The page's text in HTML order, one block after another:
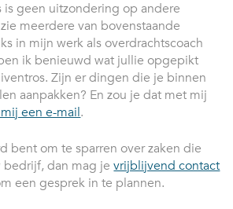
is geen uitzondering op andere
meerdere van bovenstaande
in mijn werk als overdrachtscoach
ik benieuwd wat jullie opgepikt
Zijn er dingen die je binnen
aanpakken? En zou je dat met mij
een e-mail.
bent om te sparren over zaken die
bedrijf, dan mag jevrijblijvend contact
een gesprek in te plannen.